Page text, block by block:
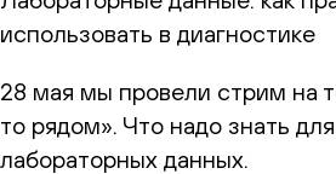
использовать в диагностике
28 мая мы провели стрим на
то рядом». Что надо знать
лабораторных данных.